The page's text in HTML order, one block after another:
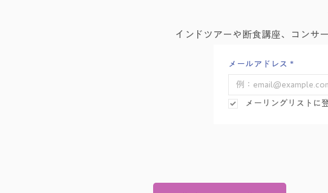
インドツアーや断食講座、コンサ
メールアドレス *
メーリングリストに